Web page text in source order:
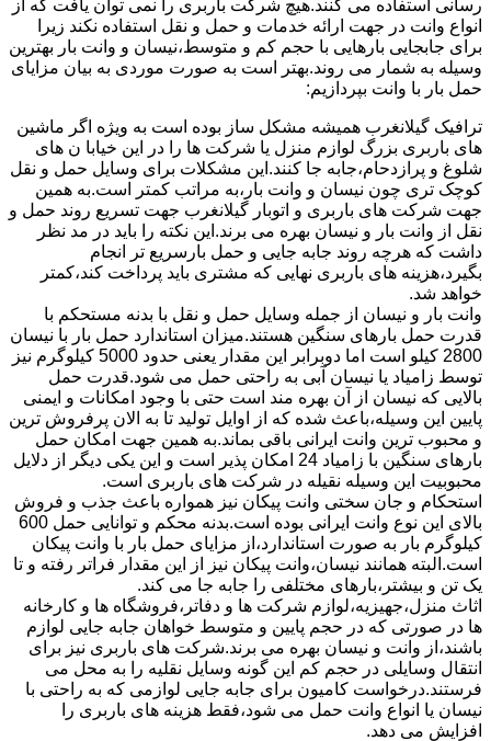
رسانی استفاده می کنند.هیچ شرکت باربری را نمی توان یافت که از
انواع وانت در جهت ارائه خدمات و حمل و نقل استفاده نکند زیرا
برای جابجایی بارهایی با حجم کم و متوسط،نیسان و وانت بار بهترین
وسیله به شمار می روند.بهتر است به صورت موردی به بیان مزایای
حمل بار با وانت بپردازیم:
ترافیک گیلانغرب همیشه مشکل ساز بوده است به ویژه اگر ماشین
های باربری بزرگ لوازم منزل یا شرکت ها را در این خیابا ن های
شلوغ و پرازدحام،جابه جا کنند.این مشکلات برای وسایل حمل و نقل
کوچک تری چون نیسان و وانت بار،به مراتب کمتر است.به همین
جهت شرکت های باربری و اتوبار گیلانغرب جهت تسریع روند حمل و
نقل از وانت بار و نیسان بهره می برند.این نکته را باید در مد نظر
داشت که هرچه روند جابه جایی و حمل بارسریع تر انجام
بگیرد،هزینه های باربری نهایی که مشتری باید پرداخت کند،کمتر
خواهد شد.
وانت بار و نیسان از جمله وسایل حمل و نقل با بدنه مستحکم با
قدرت حمل بارهای سنگین هستند.میزان استاندارد حمل بار با نیسان
2800 کیلو است اما دوبرابر این مقدار یعنی حدود 5000 کیلوگرم نیز
توسط زامیاد یا نیسان آبی به راحتی حمل می شود.قدرت حمل
بالایی که نیسان از آن بهره مند است حتی با وجود امکانات و ایمنی
پایین این وسیله،باعث شده که از اوایل تولید تا به الان پرفروش ترین
و محبوب ترین وانت ایرانی باقی بماند.به همین جهت امکان حمل
بارهای سنگین با زامیاد 24 امکان پذیر است و این یکی دیگر از دلایل
محبوبیت این وسیله نقیله در شرکت های باربری است.
استحکام و جان سختی وانت پیکان نیز همواره باعث جذب و فروش
بالای این نوع وانت ایرانی بوده است.بدنه محکم و توانایی حمل 600
کیلوگرم بار به صورت استاندارد،از مزایای حمل بار با وانت پیکان
است.البته همانند نیسان،وانت پیکان نیز از این مقدار فراتر رفته و تا
یک تن و بیشتر،بارهای مختلفی را جابه جا می کند.
اثاث منزل،جهیزیه،لوازم شرکت ها و دفاتر،فروشگاه ها و کارخانه
ها در صورتی که در حجم پایین و متوسط خواهان جابه جایی لوازم
باشند،از وانت و نیسان بهره می برند.شرکت های باربری نیز برای
انتقال وسایلی در حجم کم این گونه وسایل نقلیه را به محل می
فرستند.درخواست کامیون برای جابه جایی لوازمی که به راحتی با
نیسان یا انواع وانت حمل می شود،فقط هزینه های باربری را
افزایش می دهد.